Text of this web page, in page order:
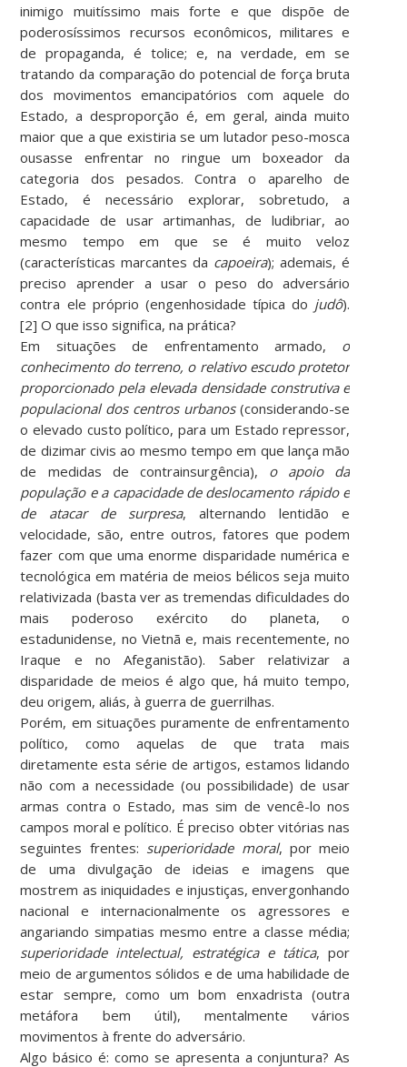
inimigo muitíssimo mais forte e que dispõe de
poderosíssimos recursos econômicos, militares e
de propaganda, é tolice; e, na verdade, em se
tratando da comparação do potencial de força bruta
dos movimentos emancipatórios com aquele do
Estado, a desproporção é, em geral, ainda muito
maior que a que existiria se um lutador peso-mosca
ousasse enfrentar no ringue um boxeador da
categoria dos pesados. Contra o aparelho de
Estado, é necessário explorar, sobretudo, a
capacidade de usar artimanhas, de ludibriar, ao
mesmo tempo em que se é muito veloz
(características marcantes da capoeira); ademais, é
preciso aprender a usar o peso do adversário
contra ele próprio (engenhosidade típica do judô).
[2] O que isso significa, na prática?
Em situações de enfrentamento armado, o
conhecimento do terreno, o relativo escudo protetor
proporcionado pela elevada densidade construtiva e
populacional dos centros urbanos(considerando-se
o elevado custo político, para um Estado repressor,
de dizimar civis ao mesmo tempo em que lança mão
de medidas de contrainsurgência), o apoio da
população e a capacidade de deslocamento rápido e
de atacar de surpresa, alternando lentidão e
velocidade, são, entre outros, fatores que podem
fazer com que uma enorme disparidade numérica e
tecnológica em matéria de meios bélicos seja muito
relativizada (basta ver as tremendas dificuldades do
mais poderoso exército do planeta, o
estadunidense, no Vietnã e, mais recentemente, no
Iraque e no Afeganistão). Saber relativizar a
disparidade de meios é algo que, há muito tempo,
deu origem, aliás, à guerra de guerrilhas.
Porém, em situações puramente de enfrentamento
político, como aquelas de que trata mais
diretamente esta série de artigos, estamos lidando
não com a necessidade (ou possibilidade) de usar
armas contra o Estado, mas sim de vencê-lo nos
campos moral e político. É preciso obter vitórias nas
seguintes frentes: superioridade moral, por meio
de uma divulgação de ideias e imagens que
mostrem as iniquidades e injustiças, envergonhando
nacional e internacionalmente os agressores e
angariando simpatias mesmo entre a classe média;
superioridade intelectual, estratégica e tática, por
meio de argumentos sólidos e de uma habilidade de
estar sempre, como um bom enxadrista (outra
metáfora bem útil), mentalmente vários
movimentos à frente do adversário.
Algo básico é: como se apresenta a conjuntura? As